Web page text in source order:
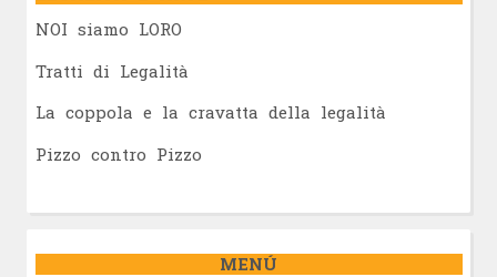
NOI siamo LORO
Tratti di Legalità
La coppola e la cravatta della legalità
Pizzo contro Pizzo
MENÚ